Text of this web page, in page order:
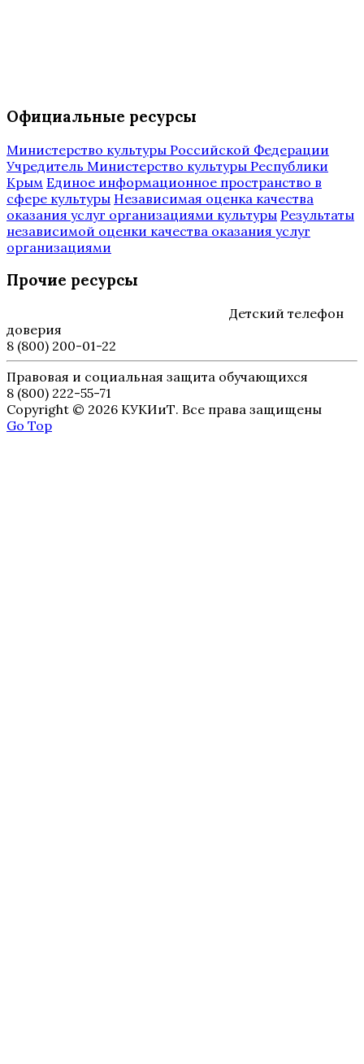
Официальные ресурсы
Министерство культуры Российской Федерации
Учредитель Министерство культуры Республики
Крым Единое информационное пространство в
сфере культуры Независимая оценка качества
оказания услуг организациями культуры Результаты
независимой оценки качества оказания услуг
организациями
Прочие ресурсы
Детский телефон
доверия
8 (800) 200-01-22
Правовая и социальная защита обучающихся
8 (800) 222-55-71
Copyright © 2026 КУКИиТ. Все права защищены
Go Top